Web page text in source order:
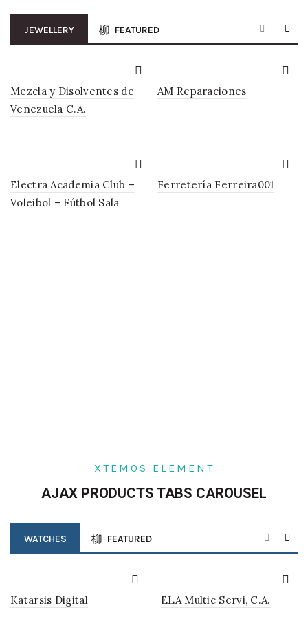
JEWELLERY FEATURED
Mezcla y Disolventes de
Venezuela C.A.
AM Reparaciones
Electra Academia Club –
Voleibol – Fútbol Sala
Ferretería Ferreira001
XTEMOS ELEMENT
AJAX PRODUCTS TABS CAROUSEL
WATCHES FEATURED
Katarsis Digital ELA Multic Servi, C.A.